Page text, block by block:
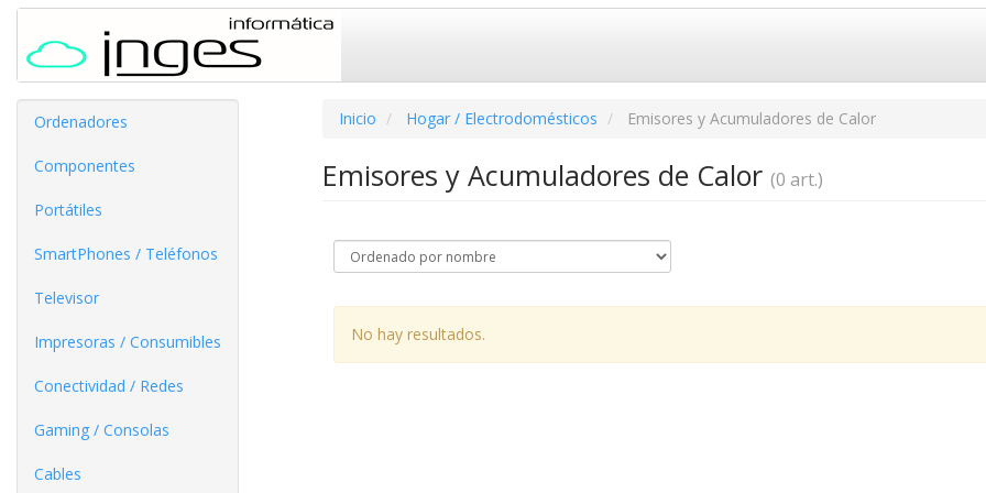
Ordenadores
Componentes
Portátiles
SmartPhones / Teléfonos
Televisor
Impresoras / Consumibles
Conectividad / Redes
Gaming / Consolas
Cables
Inicio Hogar / Electrodomésticos Emisores y Acumuladores de Calor
Emisores y Acumuladores de Calor (0 art.)
No hay resultados.